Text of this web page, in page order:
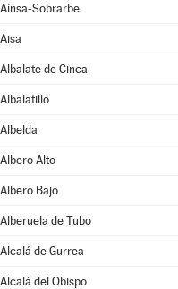
Aínsa-Sobrarbe
Aisa
Albalate de Cinca
Albalatillo
Albelda
Albero Alto
Albero Bajo
Alberuela de Tubo
Alcalá de Gurrea
Alcalá del Obispo